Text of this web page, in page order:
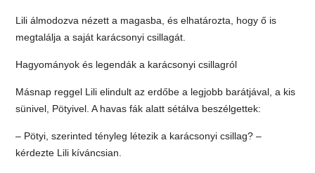
Lili álmodozva nézett a magasba, és elhatározta, hogy ő is
megtalálja a saját karácsonyi csillagát.
Hagyományok és legendák a karácsonyi csillagról
Másnap reggel Lili elindult az erdőbe a legjobb barátjával, a kis
sünivel, Pötyivel. A havas fák alatt sétálva beszélgettek:
– Pötyi, szerinted tényleg létezik a karácsonyi csillag? –
kérdezte Lili kíváncsian.